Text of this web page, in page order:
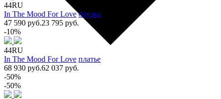
44RU
In The Mood For Love блузка
47 590 руб.23 795 руб.
-10%
44RU
In The Mood For Love платье
68 930 руб.62 037 руб.
-50%
-50%